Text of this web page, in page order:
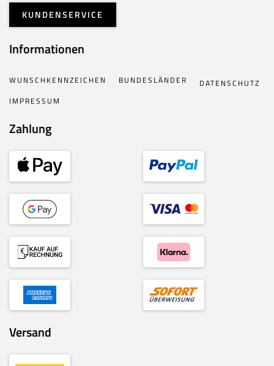
KUNDENSERVICE
Informationen
WUNSCHKENNZEICHEN BUNDESLÄNDER
DATENSCHUTZ
IMPRESSUM
Zahlung
Versand